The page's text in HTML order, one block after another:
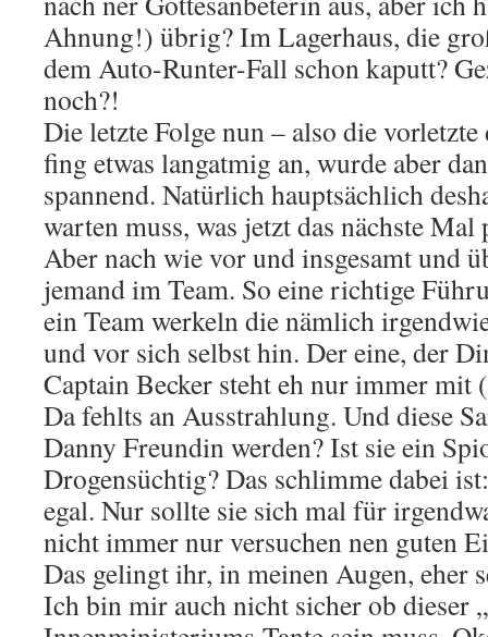
Ahnung!) übrig? Im Lagerhaus, die
dem Auto-Runter-Fall schon kaputt?
noch?!
Die letzte Folge nun – also die
fing etwas langatmig an, wurde aber
spannend. Natürlich hauptsächlich
warten muss, was jetzt das nächste Mal
Aber nach wie vor und insgesamt und
jemand im Team. So eine richtige
ein Team werkeln die nämlich
und vor sich selbst hin. Der eine, der
Captain Becker steht eh nur immer mit
Da fehlts an Ausstrahlung. Und diese
Danny Freundin werden? Ist sie ein
Drogensüchtig? Das schlimme dabei
egal. Nur sollte sie sich mal für
nicht immer nur versuchen nen guten
Das gelingt ihr, in meinen Augen, eher
Ich bin mir auch nicht sicher ob dieser